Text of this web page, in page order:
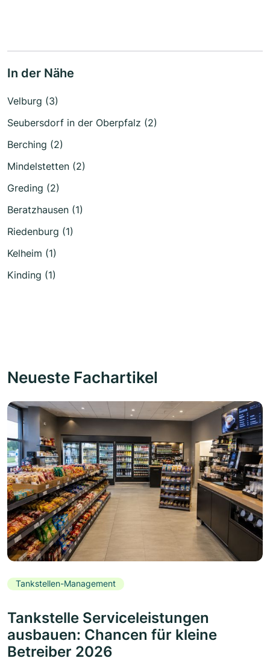
In der Nähe
Velburg (3)
Seubersdorf in der Oberpfalz (2)
Berching (2)
Mindelstetten (2)
Greding (2)
Beratzhausen (1)
Riedenburg (1)
Kelheim (1)
Kinding (1)
Neueste Fachartikel
Tankstellen-Management
Tankstelle Serviceleistungen
ausbauen: Chancen für kleine
Betreiber 2026